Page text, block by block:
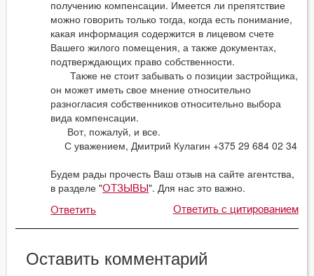
получению компенсации. Имеется ли препятствие
можно говорить только тогда, когда есть понимание,
какая информация содержится в лицевом счете
Вашего жилого помещения, а также документах,
подтверждающих право собственности.
Также не стоит забывать о позиции застройщика,
он может иметь свое мнение относительно
разногласия собственников относительно выбора
вида компенсации.
Вот, пожалуй, и все.
С уважением, Дмитрий Кулагин +375 29 684 02 34
Будем рады прочесть Ваш отзыв на сайте агентства,
в разделе "ОТЗЫВЫ". Для нас это важно.
Ответить Ответить с цитированием
Оставить комментарий